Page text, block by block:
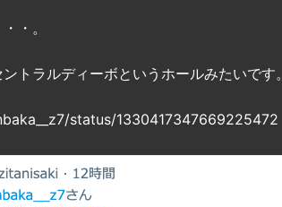
・。
トラルディーボというホールみたいです。
status/1330417347669225472